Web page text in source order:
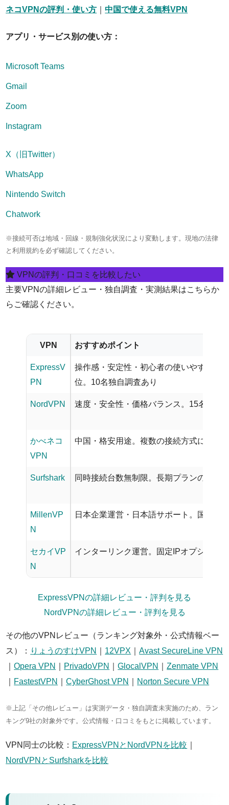
ネコVPNの評判・使い方 ｜中国で使える無料VPN
アプリ・サービス別の使い方：
Microsoft Teams
Gmail
Zoom
Instagram
X（旧Twitter）
WhatsApp
Nintendo Switch
Chatwork
※接続可否は地域・回線・規制強化状況により変動します。現地の法律
と利用規約を必ず確認してください。
VPNの評判・口コミを比較したい
主要VPNの詳細レビュー・独自調査・実測結果はこちらか
らご確認ください。
VPN おすすめポイント
ExpressV
PN
操作感・安定性・初心者の使いやすさで
位。10名独自調査あり
NordVPN 速度・安全性・価格バランス。15名独自
かべネコ
VPN
中国・格安用途。複数の接続方式に対応
Surfshark 同時接続台数無制限。長期プランのコス
MillenVP
N
日本企業運営・日本語サポート。国内利
セカイVP
N
インターリンク運営。固定IPオプション
ExpressVPNの詳細レビュー・評判を見る
NordVPNの詳細レビュー・評判を見る
その他のVPNレビュー（ランキング対象外・公式情報ベー
ス）： りょうのすけVPN 12VPX ｜Avast SecureLine VPN
｜Opera VPN PrivadoVPN ｜GlocalVPN ｜Zenmate VPN
FastestVPN ｜CyberGhost VPN Norton Secure VPN
※上記「その他レビュー」は実測データ・独自調査未実施のため、ラン
キング9社の対象外です。公式情報・口コミをもとに掲載しています。
VPN同士の比較： ExpressVPNとNordVPNを比較
NordVPNとSurfsharkを比較